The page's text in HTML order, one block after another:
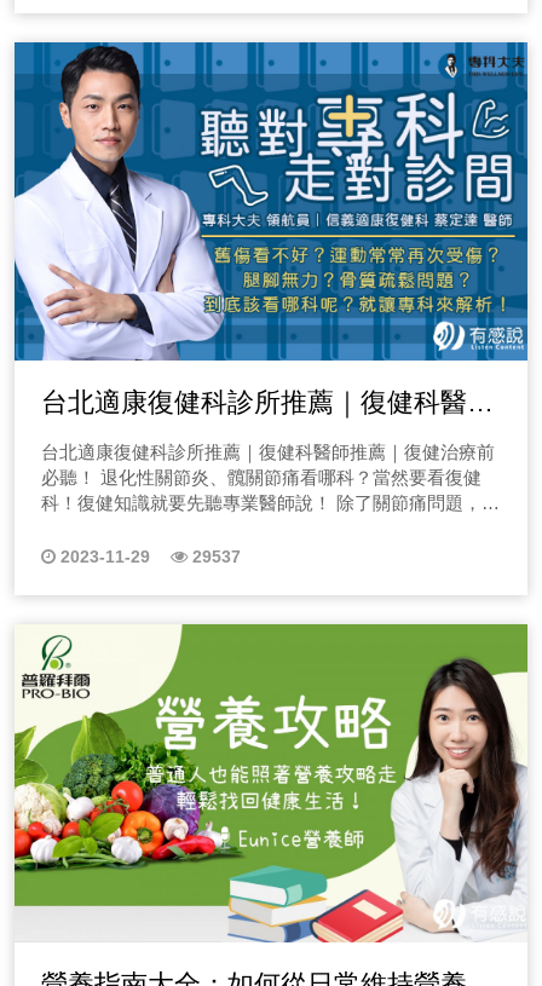
適合感冒時幫助緩解不適的精油配方 感冒時也能使用精油
嗎？今天要分享的故事是感冒，這大概是所有家庭都可能
遇到的狀況了，我的許多個案也是，在感冒時個案會問
我，怎麽用精油來協助，縮短感冒的時間，緩解感冒症狀
的不舒服，你也有這種煩惱嗎？歡迎點選收聽！ ◆適合
頭皮不適的精油配方 這次個案一直有頭皮出油跟掉頭皮屑
的困擾，所以來找我做諮詢。關於使用精油來做頭皮保
健，我們常聽到把精油加進洗髮精來洗頭髮，這是最簡單
的一種方式，不過呢，我分享給他的是一種在芳療裡保健
頭皮更有感的方法，點選收聽囉！ ◆適合腸胃不適的精
油配方 今天要分享的故事呢，是一位在證卷業服務的證卷
營業員，因為他的工作關係，時間上很緊繃，用餐時間很
不固定，而且壓力很大， 她一直有胃痛及胃脹氣的問題，
開藥，可是一直時好時壞，她透過介紹來找我諮詢，問到
◆適合異位性皮膚炎的精油配方 不少來找我的個案媽媽
裡，有許多人孩子的皮膚有異位性皮膚炎的問題，讓爸媽
很困擾。我們可以選用適當的精油來提供天然的舒緩和保
擇。茶樹精油具有抗菌和抗發炎特性，可以幫助調理皮膚
一位女性，她跟男朋友已經交往了將近6年的時間，但是
因為在生活中的一些狀況，讓她失去了這段感情，每個人
在一段感情中要經歷痛苦的分手，肯定都會陷入了很深的
悲傷跟失落，那該如何透過精油來協助紓緩呢？請點選收
聽！ 若您也想要請Lily協助，歡迎妳透過下方連結加入我
的FB粉絲團「選香美研學院 Choice of Exclusive Aroma
Academy」→https://www.facebook.com/profile.php?
id=100088980061319 想知道更多芳香療法知識嗎？ 馬上
點選下方節目開始收聽！ EP11常常頭痛嗎？聽Lily來調香
~ EP12穩住妳的大姨媽，快聽Lily來調香！ EP13暈車
好痛苦！芳香療法有用嗎？ EP14健康成長！幫助兒童舒
緩情緒緊張的精油配方！ EP15查不出原因的鼻子過敏好
討厭！？試試看這款精油配方 EP16青少年皮膚瘋狂冒
痘？芳香療法能如何協助？ EP17長輩皮膚乾癢怎麼辦？
踝、腳底板什麼樣的傷害呢？ 二、EP02關於足底筋膜炎
該如何緩解呢？ 1.足底筋膜炎好發季節？ 台灣秋冬季多
是足底筋膜炎的好發季節，相信不少足底筋膜炎患者一早
起床後下床的第一步，常常感到腳底板有刺痛的狀況吧！
那我們該如何緩解呢？足底筋膜炎問題真的出現在腳底板
嗎？請一定要點選上方圖片收聽本集節目唷！ 2.足體筋膜
炎緩解小方針： 先翹起二郎腿，再用手握拳，由上而下的
去敲擊小腿肚的肌肉，反覆換邊，就能讓小腿肚的肌肉與
筋膜放鬆，進而降低對足底筋膜的拉扯！更多詳情還不點
擊收聽嗎？ 三、EP03關於五十肩該如何緩解呢？ 五
十肩手臂一舉就痛，手臂酸痛，肩頸痠、該如何治療和緩
解？現代人工作勞碌，發病的年齡層有逐漸下降的情形，
年輕人也可能會出現五十肩的症狀喔！相信不少五十肩患
收聽本集節目唷！！ 四、EP04骨盆前傾如何判定，傻
翹臀，其實骨盆前傾很常見，也常發生在穿高跟鞋、孕
婦、有啤酒肚的族群！怎麼知道自己是否有骨盆前傾？平
時可以怎麼保健？請一定要點選上方圖片收聽本集節目
再進化？ 上了年紀常常這裡痛、那裡痛，常常是不少人
成因與治療方式，以免加速關節退化。請一定要點選收聽
本集節目唷！ 六、EP06膏肓痛是什麼？你有膏肓痛嗎?
如何解決膏肓痛、上背痛舒緩 胸悶、肩頸痠痛、頸部肌
筋膜緊繃、背部肌筋膜發炎，小心膏肓痛已找上你？什麼
是膏肓痛？膏肓痛問題該怎麼治療呢？而如果放著膏肓痛
不管嚴重會造成什麼樣的影響，最實用的膏肓痛知識解
析。請一定要點選收聽本集節目唷！！ 七、EP07腳底
常感到疼痛，可能是蹠骨痛！蹠骨痛是什麼?如何解決蹠
骨痛？! 第一次聽到這個症狀，也許會感到很疑惑，蹠骨
痛就是在腳底前部位置，本集節目單元由超級英雄黑寡婦
小姐的例子，由來為大家介紹，蹠骨痛是什麼？最實用的
蹠骨痛知識解析。請一定要點選收聽本集節目唷！！
八、EP08枕頭要怎麼挑呢？膝蓋受傷後可以進行什麼程
不投機三句多了嗎？ 4.除了熱水外，不知如何關心那個她
嗎？ 5.總是找不到，跟你/妳性很合的對象嗎？ 6.總覺另
一半，在床上無法滿足妳/你嗎？ 警告：本節目未成年請
勿收聽，若您是衛道人士也請勿收聽本節目！ 【主持人介
紹】 一位是本職為情趣用品業務的田中。白天在公司與各
類情趣用品為舞，晚上到酒吧收集各種情愛故事，並且充
當各位的擺渡人。另一位是本職為酒品經銷業務的小萱。
白天夜晚都在喝，血液已經過重組，是酒精組成的。由兩
位主持人一同帶領大家聊聊現代人的「性」與「愛」。
EP01這就是一個聊色的節目？ 我們來聊聊演出來的性高
潮，你知道嗎？僅有40%的女性真的有在性行為中達到高
潮嗎？你知道，其實男生在性行為過程也是會演戲的嗎？
天知道地知道，就是你不知道。本節目由兩位日本海歸女
一系列節目不覺得有點違背世間正義，對我們來說良好性
點選播放鍵收聽！ EP03日本癡漢真的有這麼多嗎？ 相
信不少人都聽過日本癡漢，或者是從影片中看過癡漢演
員，那這一集就讓兩位從日本海歸女子，分享在日本的點
工作，印象最深刻除了名古屋的「台灣拉麵」外，就是和
所不在，從偷拍到尾隨跟蹤、言語騷擾、電車癡漢...等，
大概可以出版一本癡漢大全。這集的最後，兩人道出對日
本生活的肺腑之言。如果你對日本的生活有很大的興趣，
請務必收聽這一集，用有趣的口吻敘述不同視角的日本！
EP4情趣業務的工作內容是什麼？商品都會試用嗎？ 本
職為情趣用品業務的田中，除了常常被朋友們稱為AV女王
之外，還很常被問到一些奇奇怪怪的問題，今天就一次在
節目中來解析！ 1.跑業務時會遇到怎樣的老闆？ 2.都是
怎麼挑品的？每款妳都用過嗎？ 3.文案寫不出來時都怎麼
辦？ 4.遇過哪些形形色色的瘋子？ 5.收過哪些莫名其妙的
趣，帶你一起解密這份工作有多好玩！千萬記得！情趣用
品就跟保養品一樣，多試幾款總會找到適合自己的。
台北適康復健科診所推薦｜復健科醫師
推薦｜復健治療必聽！
台北適康復健科診所推薦｜復健科醫師推薦｜復健治療前
必聽！ 退化性關節炎、髖關節痛看哪科？當然要看復健
科！復健知識就要先聽專業醫師說！ 除了關節痛問題，還
等症狀都不知道該要看哪科、做什麼療程嗎？來到這裡就
用的復健節目！ 每次關節痛在想要看哪科、哪家診所時，
你還在找台北復健科推薦PTT嗎？快收聽本系列節目，幫
你找到專業復健知識唷！相信不只是關節痛不知道要看哪
科，不少人都有五十肩問題，又或者是曾經受到過運動傷
害不知道看什麼科呢？快來聽聽我們的「台北、新北復健
科推薦」節目，相信不少人都知道復健科，但卻不知復健
科能幫上你什麼忙？你是否常常為了膝蓋痛、舊傷、運動
傷害、退化性關節炎怎麼看都看不好而煩惱呢？甚至不知
道這些身體上的不舒適應該要看哪一科？身體的問題，想
要知道復健科是如何解決的嗎？ 一、關節或身體有疼痛
問題，總不知該看哪科？台北復健科推薦「適康復健科」
2023-11-29 29537